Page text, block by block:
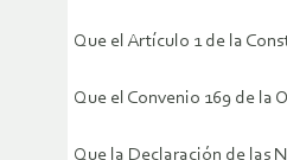
Que el Artículo 1 de la
Que el Convenio 169 de la
Que la Declaración de las